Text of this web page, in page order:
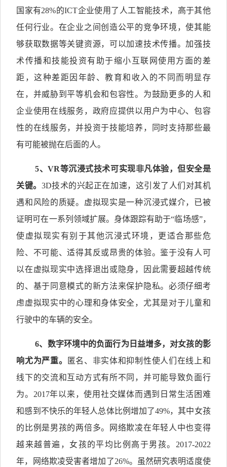
国家有28%的ICT企业使用了人工智能技术，高于其他
任何行业。在企业之间创造公平的竞争环境，使其能
够获取数据等关键资源，可以加速技术传播。加强技
术传播和技能投资有助于缩小互联网使用方面的差
距，这种差距因年龄、教育和收入的不同而明显存
在，并威胁到平等机会和包容性。为鼓励更多的人和
企业使用在线服务，政府应提供以用户为中心、包容
性的在线服务，并投资于技能培养，同时支持那些最
有可能被抛在后面的人。
5、VR等沉浸式技术可实现非凡体验，但安全是
关键。 3D技术的兴起正在加速，这引发了人们对其机
遇和风险的质疑。虚拟现实是一种沉浸式媒介，已被
证明可在一系列领域扩展。身体跟踪有助于“临场感”，
使虚拟现实有别于其他沉浸式环境，更适合那些危
险、不可能、适得其反或昂贵的体验。鉴于没有人可
以在虚拟现实中选择退出或隐身，因此需要超越传统
的、基于同意模式的新方法来保护隐私。必须仔细考
虑虚拟现实中的心理和身体安全，尤其是对于儿童和
行驶中的车辆的安全。
6、数字环境中的负面行为日益增多，对女孩的影
响尤为严重。
匿名、非实体和抑制性使人们在线上和
线下的交流和互动方式有所不同，并可能导致负面行
为。2017年以来，使用社交媒体而遇到日常生活困难
和感到不快乐的年轻人总体比例增加了49%，其中女孩
的比例是男孩的两倍多。网络欺凌在年轻人中也变得
越来越普遍，女孩的平均比例高于男孩。2017-2022
年，网络欺凌受害者增加了26%。虽然研究表明适度使